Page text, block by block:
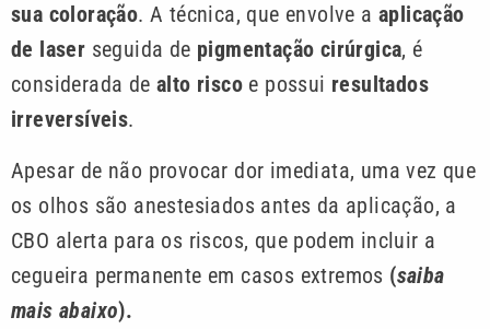
sua coloração. A técnica, que envolve aaplicação
de laser seguida de pigmentação cirúrgica, é
considerada dealto risco e possui resultados
irreversíveis.
Apesar de não provocar dor imediata, uma vez que
os olhos são anestesiados antes da aplicação, a
CBO alerta para os riscos, que podem incluir a
cegueira permanente em casos extremos (saiba
mais abaixo).